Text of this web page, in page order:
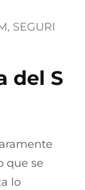
, SEGURI
del S
que se
lo